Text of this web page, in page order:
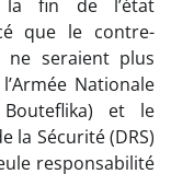
la fin de l’état
que le contre-
ne seraient plus
Nationale
et le
la Sécurité (DRS)
responsabilité